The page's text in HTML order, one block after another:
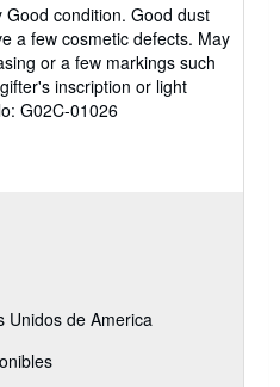
Good condition. Good dust
a few cosmetic defects. May
or a few markings such
inscription or light
G02C-01026
Unidos de America